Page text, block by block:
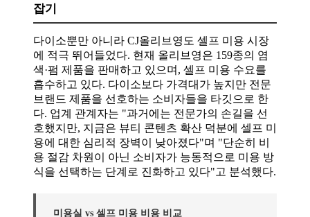
잡기
다이소뿐만 아니라 CJ올리브영도 셀프 미용 시장
에 적극 뛰어들었다. 현재 올리브영은 159종의 염
색·펌 제품을 판매하고 있으며, 셀프 미용 수요를
흡수하고 있다. 다이소보다 가격대가 높지만 전문
브랜드 제품을 선호하는 소비자들을 타깃으로 한
다. 업계 관계자는 "과거에는 전문가의 손길을 선
호했지만, 지금은 뷰티 콘텐츠 확산 덕분에 셀프 미
용에 대한 심리적 장벽이 낮아졌다"며 "단순히 비
용 절감 차원이 아닌 소비자가 능동적으로 미용 방
식을 선택하는 단계로 진화하고 있다"고 분석했다.
미용실 vs 셀프 미용 비용 비교